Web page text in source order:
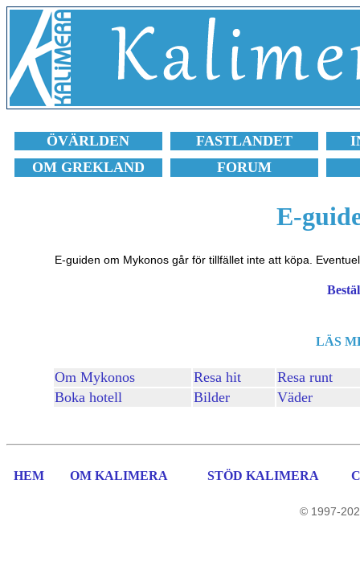
ÖVÄRLDEN FASTLANDET
OM GREKLAND
FORUM
E-
E-guiden om Mykonos går för tillfället inte att köpa.
LÄS
Om Mykonos Resa hit
Resa runt
Boka hotell
Bilder Väder
HEM OM KALIMERA STÖD KALIMERA
© 1997-